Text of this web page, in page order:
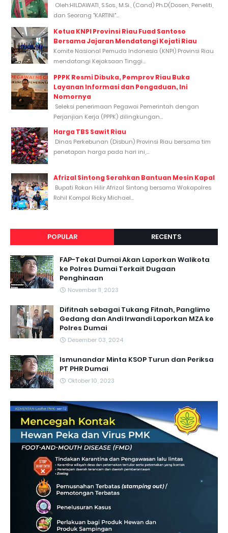
Oleh:HILDAWATI, S.Sos., M.Si., (Cand) Ph.D(Dosen, Peneliti,
dan Seorang "KARTINI"...
Ketua KNPI Provinsi Riau Fuad Santoso
Bersama Jajaran Mendatangi Kejati Riau
Komite Nasional Pemuda Indonesia (KNPI) Provinsi Riau
mendatangi Kejaksaan Tinggi...
PPPK Resmi Dibuka, Pemprov Riau Buka
Layanan Informasi dan Pengaduan, Ini
Nomornya
Seleksi penerimaan Pegawai Pemerintah dengan
Perjanjian Kerja (PPPK) dilingkungan...
Harga TBS Sawit Riau
Dinas Perkebunan (Disbun) Provinsi Riau bersama tim
penetapan harga pada hari ini,...
Afrizal Sintong Serahkan Bantuan Mesin Kapal
Bupati Rokan Hilir Afrizal Sintong bersama Wakapolres
Rohil Kompol Ricky Michael...
POPULAR RECENTS
FAP-Tekal Dumai Akan Laporkan Walikota
ke Polres Dumai Terkait Dugaan
Penghinaan
November 11, 2023
Difitnah sebagai Tukang Fitnah, Panglimo
Gedang dan Andi Irwandi Laporkan MZA ke
Polres Dumai
Desember 03, 2024
Ismunandar Minta KSOP Turun dan Periksa
PT PHR Dumai
Oktober 10, 2023